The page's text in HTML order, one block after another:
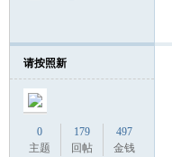
请按照新
0
主题
179
回帖
497
金钱